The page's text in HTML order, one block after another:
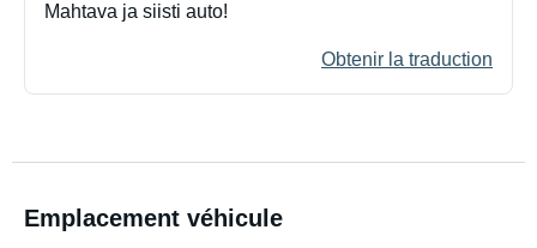
Mahtava ja siisti auto!
Obtenir la traduction
Emplacement véhicule